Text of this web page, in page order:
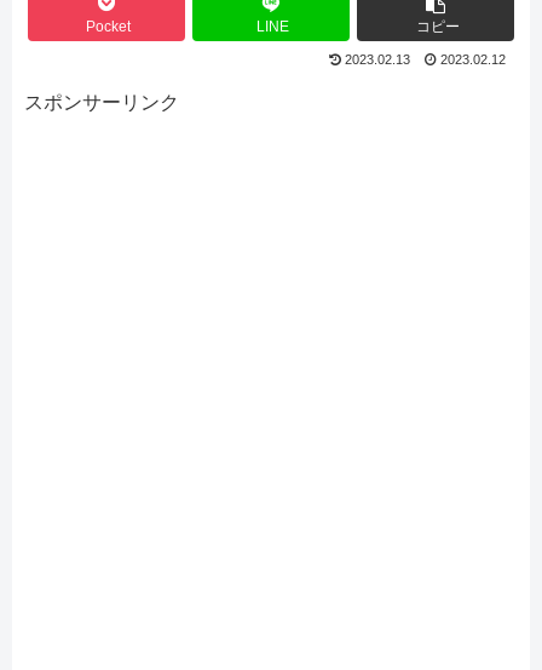
Pocket LINE コピー
2023.02.13 2023.02.12
スポンサーリンク